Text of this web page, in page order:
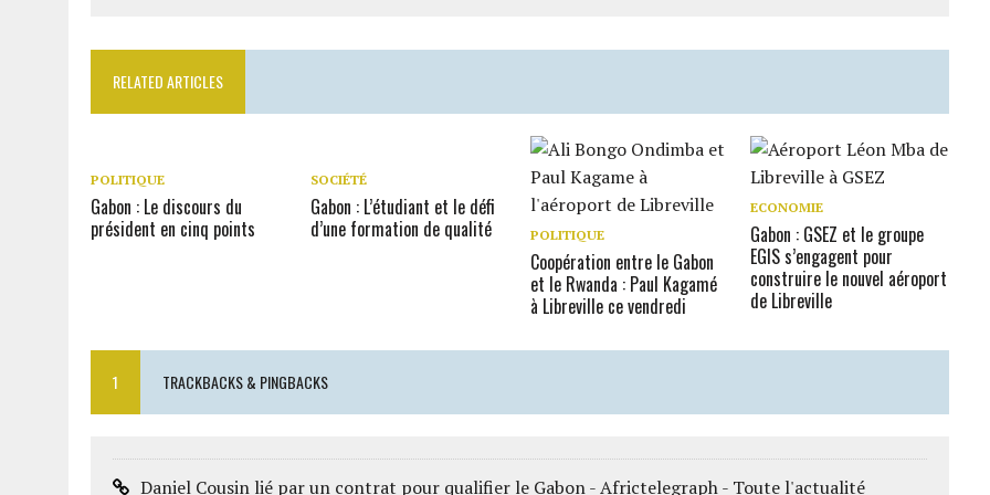
RELATED ARTICLES
POLITIQUE
Gabon : Le discours du
président en cinq points
SOCIÉTÉ
Gabon : L’étudiant et le défi
d’une formation de qualité
POLITIQUE
Coopération entre le Gabon
et le Rwanda : Paul Kagamé
à Libreville ce vendredi
ECONOMIE
Gabon : GSEZ et le groupe
EGIS s’engagent pour
construire le nouvel aéroport
de Libreville
1 TRACKBACKS & PINGBACKS
Daniel Cousin lié par un contrat pour qualifier le Gabon - Africtelegraph - Toute l'actualité